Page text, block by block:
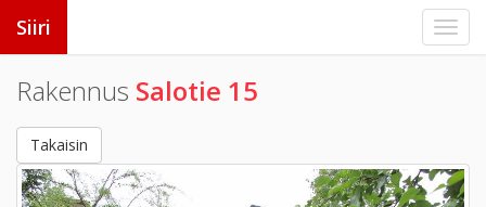
Siiri
Rakennus Salotie 15
Takaisin